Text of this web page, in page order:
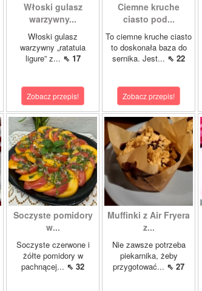
Włoski gulasz
warzywny...
Włoski gulasz
warzywny „ratatuia
ligure” z... ⇖ 17
Zobacz przepis!
Ciemne kruche
ciasto pod...
To ciemne kruche ciasto
to doskonała baza do
sernika. Jest... ⇖ 22
Zobacz przepis!
Soczyste pomidory
w...
Soczyste czerwone i
żółte pomidory w
pachnącej... ⇖ 32
Muffinki z Air Fryera
z...
Nie zawsze potrzeba
piekarnika, żeby
przygotować... ⇖ 27